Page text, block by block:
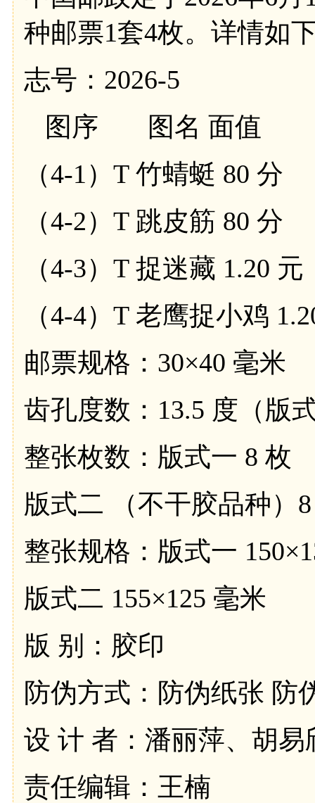
种邮票1套4枚。详情如
志号：2026-5
图序 图名 面值
（4-1）T 竹蜻蜓 80 分
（4-2）T 跳皮筋 80 分
（4-3）T 捉迷藏 1.20 元
（4-4）T 老鹰捉小鸡
邮票规格：30×40 毫米
齿孔度数：13.5 度（版
整张枚数：版式一 8 枚
版式二 （不干胶品种）
整张规格：版式一
版式二 155×125 毫米
版 别：胶印
防伪方式：防伪纸张
设 计 者：潘丽萍、胡
责任编辑：王楠